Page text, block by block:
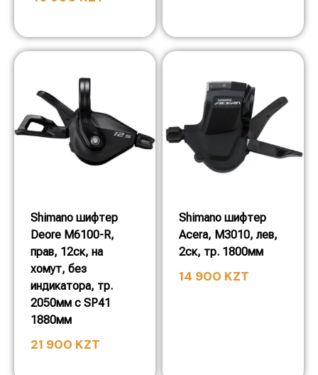
Shimano шифтер
Deore M6100-R,
прав, 12ск, на
хомут, без
индикатора, тр.
2050мм с SP41
1880мм
21 900 KZT
Shimano шифтер
Acera, M3010, лев,
2ск, тр. 1800мм
14 900 KZT